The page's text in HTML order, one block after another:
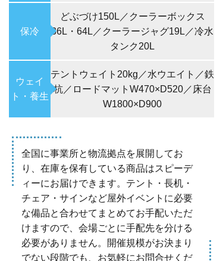
保冷
どぶづけ150L／クーラーボックス
36L・64L／クーラージャグ19L／冷水
タンク20L
ウェイ
ト・養生
テントウェイト20kg／水ウエイト／鉄
杭／ロードマットW470×D520／床台
W1800×D900
全国に事業所と物流拠点を展開してお
り、在庫を保有している商品はスピーデ
ィーにお届けできます。テント・長机・
チェア・サインなど屋外イベントに必要
な備品と合わせてまとめてお手配いただ
けますので、会場ごとに手配先を分ける
必要がありません。開催規模がお決まり
でない段階でも、お気軽にお問合せくだ